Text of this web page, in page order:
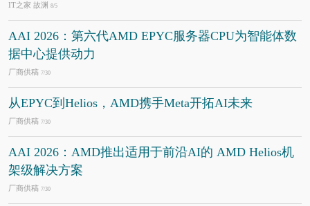
IT之家 故渊 8/5
AAI 2026：第六代AMD EPYC服务器CPU为智能体数
据中心提供动力
厂商供稿 7/30
从EPYC到Helios，AMD携手Meta开拓AI未来
厂商供稿 7/30
AAI 2026：AMD推出适用于前沿AI的 AMD Helios机
架级解决方案
厂商供稿 7/30